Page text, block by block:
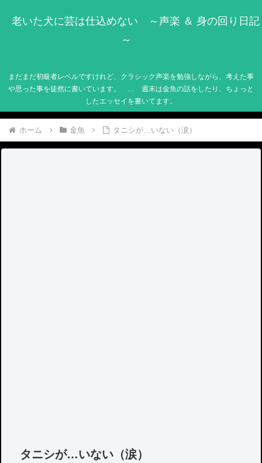
老いた犬に芸は仕込めない ～声楽 ＆ 身の回り日記
～
まだまだ初級者レベルですけれど、クラシック声楽を勉強しながら、考えた事
や思った事を徒然に書いています。 … 週末は金魚の話をしたり、ちょっと
したエッセイを書いてます。
ホーム 金魚 タニシが…いない（涙）
タニシが…いない（涙）